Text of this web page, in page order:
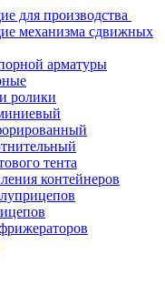
для производства
механизма сдвижных
арматуры
ролики
тента
контейнеров